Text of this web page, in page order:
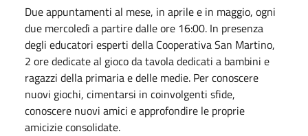
Due appuntamenti al mese, in aprile e in maggio, ogni
due mercoledì a partire dalle ore 16:00. In presenza
degli educatori esperti della Cooperativa San Martino,
2 ore dedicate al gioco da tavola dedicati a bambini e
ragazzi della primaria e delle medie. Per conoscere
nuovi giochi, cimentarsi in coinvolgenti sfide,
conoscere nuovi amici e approfondire le proprie
amicizie consolidate.